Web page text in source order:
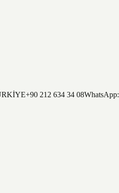
+90 212 634 34 08WhatsApp: